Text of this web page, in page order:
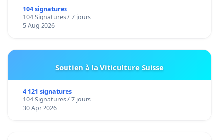
104 signatures
104 Signatures / 7 jours
5 Aug 2026
Soutien à la Viticulture Suisse
4 121 signatures
104 Signatures / 7 jours
30 Apr 2026